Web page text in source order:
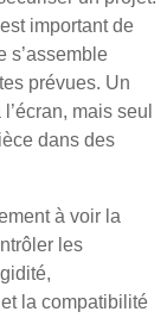
important de
s’assemble
prévues. Un
mais seul
dans des
à voir la
les
et la compatibilité